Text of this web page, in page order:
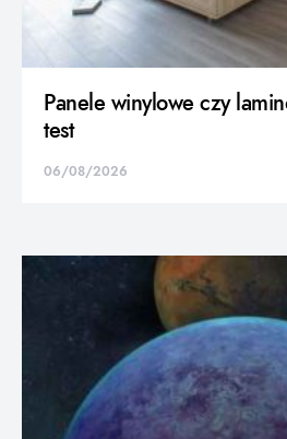
Panele winylowe czy
test
06/08/2026